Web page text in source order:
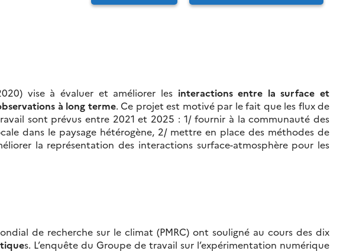
vise à évaluer et améliorer lesinteractions entre la surface et
à long terme. Ce projet est motivé par le fait que les flux de
sont prévus entre 2021 et 2025 : 1/ fournir à la communauté des
dans le paysage hétérogène, 2/ mettre en place des méthodes de
la représentation des interactions surface-atmosphère pour les
de recherche sur le climat (PMRC) ont souligné au cours des dix
s. L’enquête du Groupe de travail sur l’expérimentation numérique